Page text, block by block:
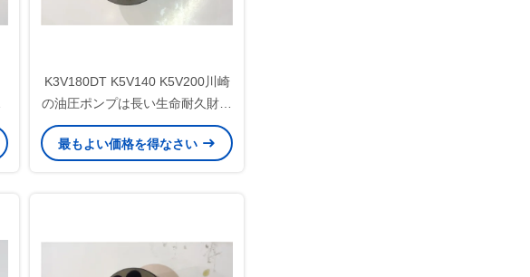
K3V180DT K5V140 K5V200川崎
の油圧ポンプは長い生命耐久財を
分けます
最もよい価格を得なさい